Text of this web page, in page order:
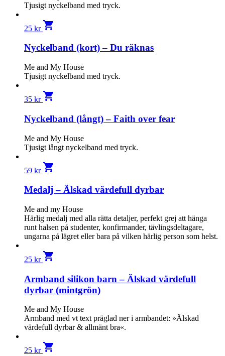
Tjusigt nyckelband med tryck.
25 kr shopping_cart
Nyckelband (kort) – Du räknas
Me and My House
Tjusigt nyckelband med tryck.
35 kr shopping_cart
Nyckelband (långt) – Faith over fear
Me and My House
Tjusigt långt nyckelband med tryck.
59 kr shopping_cart
Medalj – Älskad värdefull dyrbar
Me and my House
Härlig medalj med alla rätta detaljer, perfekt grej att hänga
runt halsen på studenter, konfirmander, tävlingsdeltagare,
ungarna på lägret eller bara på vilken härlig person som helst.
25 kr shopping_cart
Armband silikon barn – Älskad värdefull
dyrbar (mintgrön)
Me and My House
Armband med vt text präglad ner i armbandet: »Älskad
värdefull dyrbar & allmänt bra«.
25 kr shopping_cart